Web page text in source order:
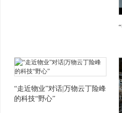
“走近物业”对话|万物云丁险峰
的科技“野心”